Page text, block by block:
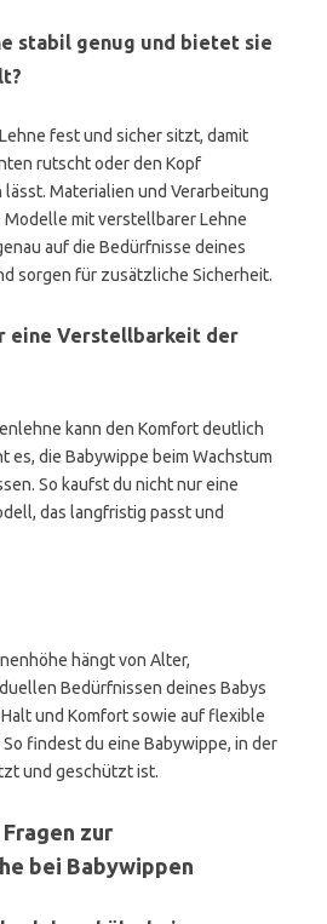
stabil genug und bietet sie
fest und sicher sitzt, damit
rutscht oder den Kopf
Materialien und Verarbeitung
Modelle mit verstellbarer Lehne
auf die Bedürfnisse deines
sorgen für zusätzliche Sicherheit.
eine Verstellbarkeit der
kann den Komfort deutlich
es, die Babywippe beim Wachstum
So kaufst du nicht nur eine
das langfristig passt und
hängt von Alter,
Bedürfnissen deines Babys
und Komfort sowie auf flexible
findest du eine Babywippe, in der
und geschützt ist.
zur
bei Babywippen